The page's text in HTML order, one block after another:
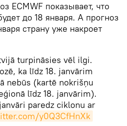
ECMWF показывает, что
до 18 января. А прогноз
страну уже накроет
turpināsies vēl ilgi.
ka līdz 18. janvārim
nebūs (kartē nokrišņu
līdz 18. janvārim).
paredz ciklonu ar
y0Q3CfHnXk